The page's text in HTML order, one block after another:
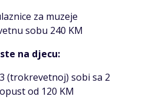
za muzeje
sobu 240 KM
na djecu:
(trokrevetnoj) sobi sa 2
od 120 KM